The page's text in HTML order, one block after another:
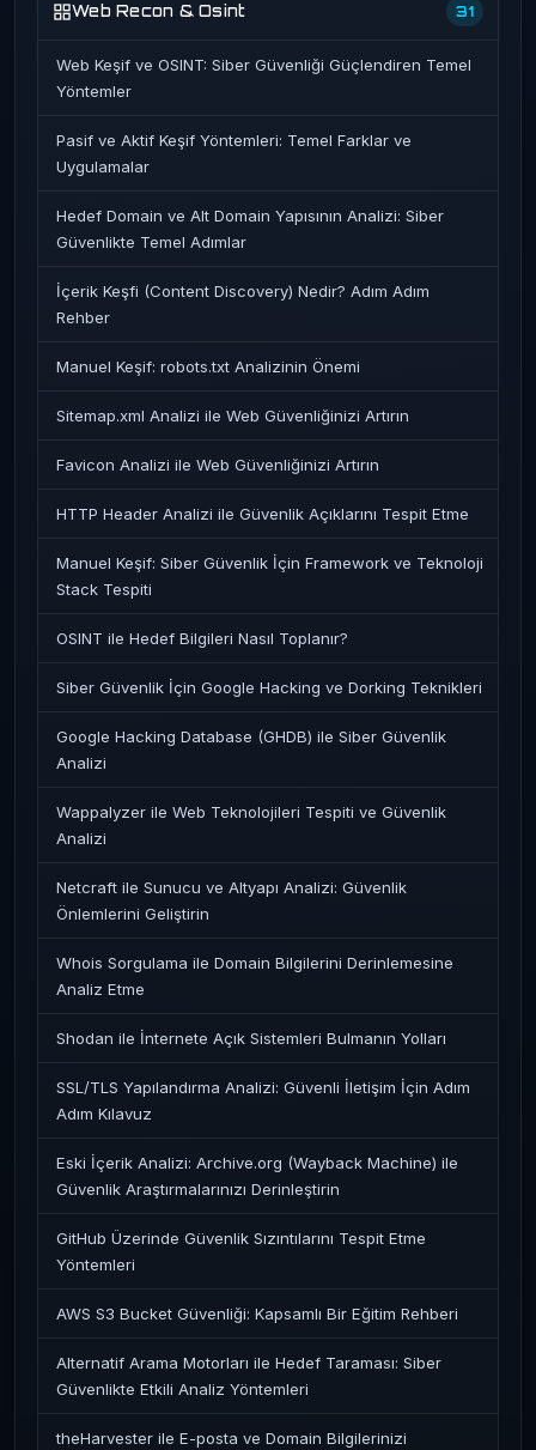
Web Recon & Osint 31
Web Keşif ve OSINT: Siber Güvenliği Güçlendiren Temel
Yöntemler
Pasif ve Aktif Keşif Yöntemleri: Temel Farklar ve
Uygulamalar
Hedef Domain ve Alt Domain Yapısının Analizi: Siber
Güvenlikte Temel Adımlar
İçerik Keşfi (Content Discovery) Nedir? Adım Adım
Rehber
Manuel Keşif: robots.txt Analizinin Önemi
Sitemap.xml Analizi ile Web Güvenliğinizi Artırın
Favicon Analizi ile Web Güvenliğinizi Artırın
HTTP Header Analizi ile Güvenlik Açıklarını Tespit Etme
Manuel Keşif: Siber Güvenlik İçin Framework ve Teknoloji
Stack Tespiti
OSINT ile Hedef Bilgileri Nasıl Toplanır?
Siber Güvenlik İçin Google Hacking ve Dorking Teknikleri
Google Hacking Database (GHDB) ile Siber Güvenlik
Analizi
Wappalyzer ile Web Teknolojileri Tespiti ve Güvenlik
Analizi
Netcraft ile Sunucu ve Altyapı Analizi: Güvenlik
Önlemlerini Geliştirin
Whois Sorgulama ile Domain Bilgilerini Derinlemesine
Analiz Etme
Shodan ile İnternete Açık Sistemleri Bulmanın Yolları
SSL/TLS Yapılandırma Analizi: Güvenli İletişim İçin Adım
Adım Kılavuz
Eski İçerik Analizi: Archive.org (Wayback Machine) ile
Güvenlik Araştırmalarınızı Derinleştirin
GitHub Üzerinde Güvenlik Sızıntılarını Tespit Etme
Yöntemleri
AWS S3 Bucket Güvenliği: Kapsamlı Bir Eğitim Rehberi
Alternatif Arama Motorları ile Hedef Taraması: Siber
Güvenlikte Etkili Analiz Yöntemleri
theHarvester ile E-posta ve Domain Bilgilerinizi